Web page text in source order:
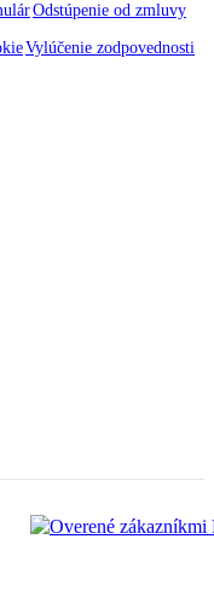
Odstúpenie od zmluvy
Vylúčenie zodpovednosti